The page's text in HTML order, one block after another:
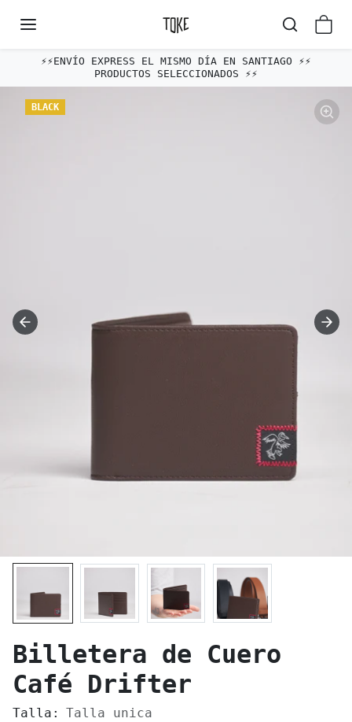
⚡️⚡️ENVÍO EXPRESS EL MISMO DÍA EN SANTIAGO ⚡️⚡️
PRODUCTOS SELECCIONADOS ⚡️⚡️
BLACK
Billetera de Cuero
Café Drifter
Talla:
Talla unica